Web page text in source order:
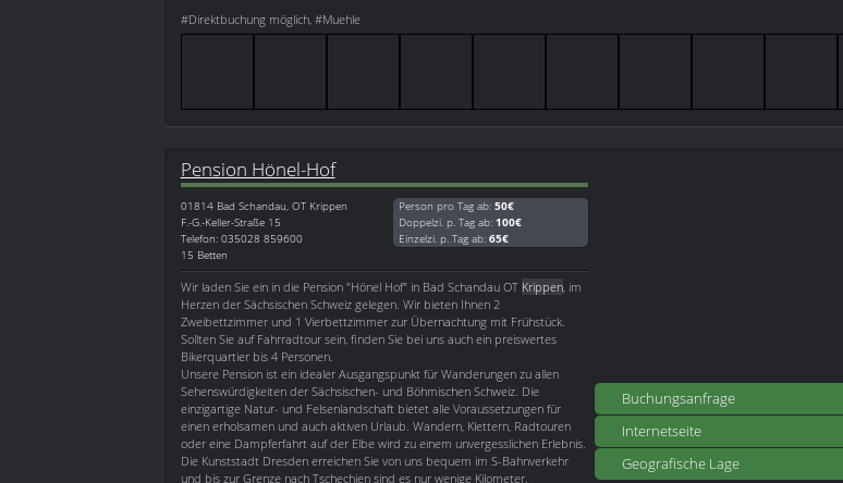
#Direktbuchung möglich, #Muehle
Buchungsanfrage
Internetseite
Geografische Lage
Pension Hönel-Hof
01814 Bad Schandau, OT Krippen
F.-G.-Keller-Straße 15
Telefon: 035028 859600
15 Betten
Person pro Tag ab: 50€
Doppelzi. p. Tag ab: 100€
Einzelzi. p. Tag ab: 65€
Wir laden Sie ein in die Pension "Hönel Hof" in Bad Schandau OT Krippen, im
Herzen der Sächsischen Schweiz gelegen. Wir bieten Ihnen 2
Zweibettzimmer und 1 Vierbettzimmer zur Übernachtung mit Frühstück.
Sollten Sie auf Fahrradtour sein, finden Sie bei uns auch ein preiswertes
Bikerquartier bis 4 Personen.
Unsere Pension ist ein idealer Ausgangspunkt für Wanderungen zu allen
Sehenswürdigkeiten der Sächsischen- und Böhmischen Schweiz. Die
einzigartige Natur- und Felsenlandschaft bietet alle Voraussetzungen für
einen erholsamen und auch aktiven Urlaub. Wandern, Klettern, Radtouren
oder eine Dampferfahrt auf der Elbe wird zu einem unvergesslichen Erlebnis.
Die Kunststadt Dresden erreichen Sie von uns bequem im S-Bahnverkehr
und bis zur Grenze nach Tschechien sind es nur wenige Kilometer.